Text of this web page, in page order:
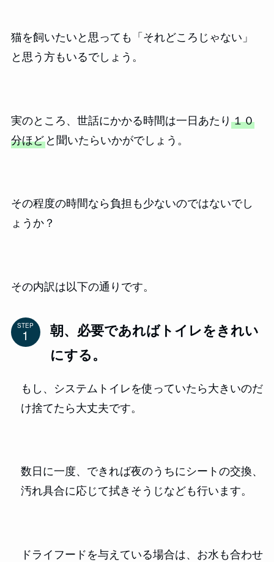
猫を飼いたいと思っても「それどころじゃない」
と思う方もいるでしょう。
実のところ、世話にかかる時間は一日あたり １０
分ほどと聞いたらいかがでしょう。
その程度の時間なら負担も少ないのではないでし
ょうか？
その内訳は以下の通りです。
STEP
朝、必要であればトイレをきれい
にする。
もし、システムトイレを使っていたら大きいのだ
け捨てたら大丈夫です。
数日に一度、できれば夜のうちにシートの交換、
汚れ具合に応じて拭きそうじなども行います。
ドライフードを与えている場合は、お水も合わせ